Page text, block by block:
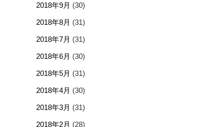
2018年9月 (30)
2018年8月 (31)
2018年7月 (31)
2018年6月 (30)
2018年5月 (31)
2018年4月 (30)
2018年3月 (31)
2018年2月 (28)